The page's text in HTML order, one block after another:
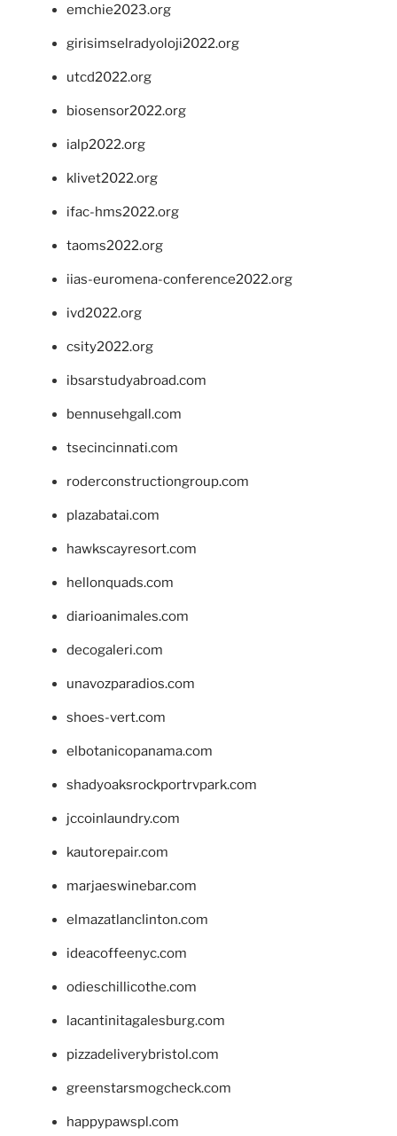
emchie2023.org
girisimselradyoloji2022.org
utcd2022.org
biosensor2022.org
ialp2022.org
klivet2022.org
ifac-hms2022.org
taoms2022.org
iias-euromena-conference2022.org
ivd2022.org
csity2022.org
ibsarstudyabroad.com
bennusehgall.com
tsecincinnati.com
roderconstructiongroup.com
plazabatai.com
hawkscayresort.com
hellonquads.com
diarioanimales.com
decogaleri.com
unavozparadios.com
shoes-vert.com
elbotanicopanama.com
shadyoaksrockportrvpark.com
jccoinlaundry.com
kautorepair.com
marjaeswinebar.com
elmazatlanclinton.com
ideacoffeenyc.com
odieschillicothe.com
lacantinitagalesburg.com
pizzadeliverybristol.com
greenstarsmogcheck.com
happypawspl.com